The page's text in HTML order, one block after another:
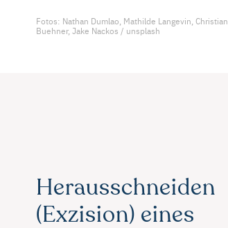
Fotos: Nathan Dumlao, Mathilde Langevin, Christian
Buehner, Jake Nackos / unsplash
Herausschneiden
(Exzision) eines